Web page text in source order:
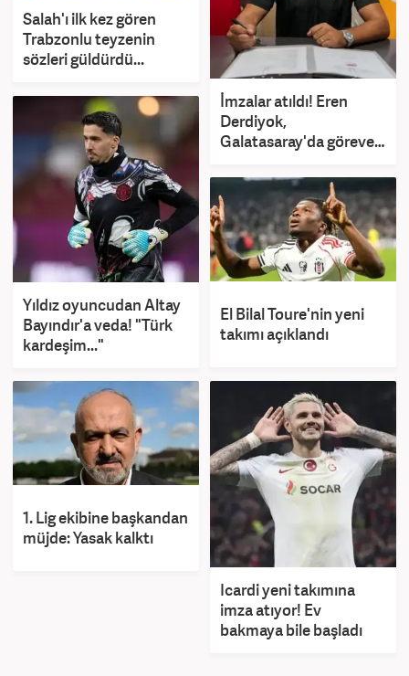
Salah'ı ilk kez gören
Trabzonlu teyzenin
sözleri güldürdü...
İmzalar atıldı! Eren
Derdiyok,
Galatasaray'da göreve
Yıldız oyuncudan Altay
Bayındır'a veda! "Türk
kardeşim..."
El Bilal Toure'nin yeni
takımı açıklandı
1. Lig ekibine başkandan
müjde: Yasak kalktı
Icardi yeni takımına
imza atıyor! Ev
bakmaya bile başladı